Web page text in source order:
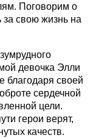
Поговорим о
за свою жизнь на
девочка Элли
благодаря своей
сердечной
цели.
герои верят,
качеств.